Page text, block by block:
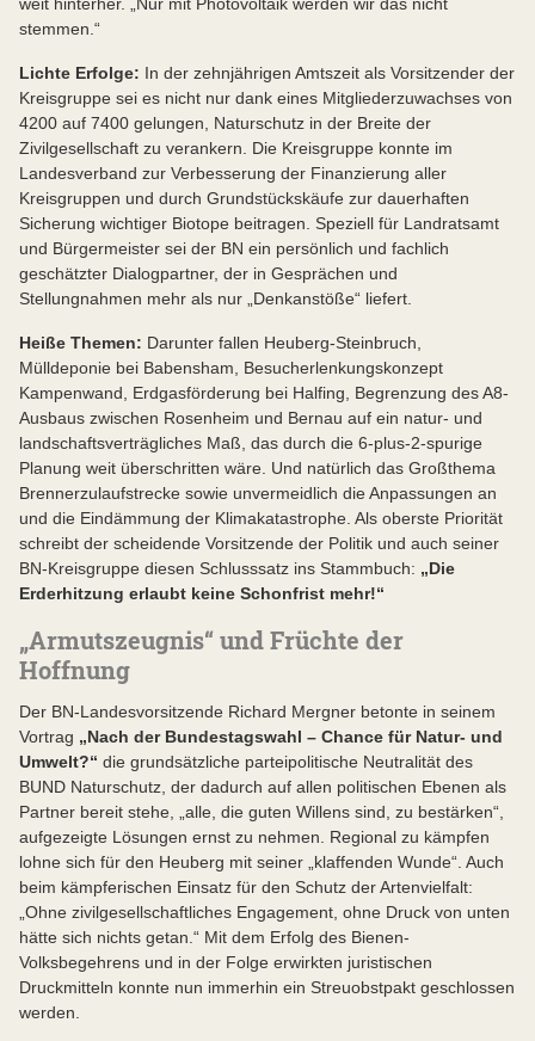
stemmen.“
Lichte Erfolge: In der zehnjährigen Amtszeit als Vorsitzender der
Kreisgruppe sei es nicht nur dank eines Mitgliederzuwachses von
4200 auf 7400 gelungen, Naturschutz in der Breite der
Zivilgesellschaft zu verankern. Die Kreisgruppe konnte im
Landesverband zur Verbesserung der Finanzierung aller
Kreisgruppen und durch Grundstückskäufe zur dauerhaften
Sicherung wichtiger Biotope beitragen. Speziell für Landratsamt
und Bürgermeister sei der BN ein persönlich und fachlich
geschätzter Dialogpartner, der in Gesprächen und
Stellungnahmen mehr als nur „Denkanstöße“ liefert.
Heiße Themen: Darunter fallen Heuberg-Steinbruch,
Mülldeponie bei Babensham, Besucherlenkungskonzept
Kampenwand, Erdgasförderung bei Halfing, Begrenzung des A8-
Ausbaus zwischen Rosenheim und Bernau auf ein natur- und
landschaftsverträgliches Maß, das durch die 6-plus-2-spurige
Planung weit überschritten wäre. Und natürlich das Großthema
Brennerzulaufstrecke sowie unvermeidlich die Anpassungen an
und die Eindämmung der Klimakatastrophe. Als oberste Priorität
schreibt der scheidende Vorsitzende der Politik und auch seiner
BN-Kreisgruppe diesen Schlusssatz ins Stammbuch: „Die
Erderhitzung erlaubt keine Schonfrist mehr!“
„Armutszeugnis“ und Früchte der
Hoffnung
Der BN-Landesvorsitzende Richard Mergner betonte in seinem
Vortrag „Nach der Bundestagswahl – Chance für Natur- und
Umwelt?“ die grundsätzliche parteipolitische Neutralität des
BUND Naturschutz, der dadurch auf allen politischen Ebenen als
Partner bereit stehe, „alle, die guten Willens sind, zu bestärken“,
aufgezeigte Lösungen ernst zu nehmen. Regional zu kämpfen
lohne sich für den Heuberg mit seiner „klaffenden Wunde“. Auch
beim kämpferischen Einsatz für den Schutz der Artenvielfalt:
„Ohne zivilgesellschaftliches Engagement, ohne Druck von unten
hätte sich nichts getan.“ Mit dem Erfolg des Bienen-
Volksbegehrens und in der Folge erwirkten juristischen
Druckmitteln konnte nun immerhin ein Streuobstpakt geschlossen
werden.